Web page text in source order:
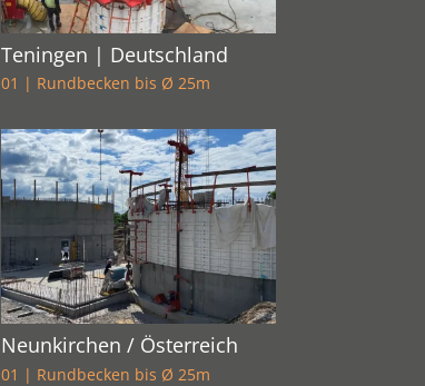
Teningen | Deutschland
01 | Rundbecken bis Ø 25m
Neunkirchen / Österreich
01 | Rundbecken bis Ø 25m